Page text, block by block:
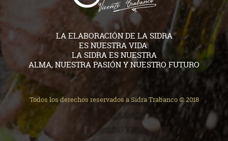
LA ELABORACIÓN DE LA SIDRA
ES NUESTRA VIDA.
LA SIDRA ES NUESTRA
ALMA, NUESTRA PASIÓN Y NUESTRO FUTURO
Todos los derechos reservados a Sidra Trabanco © 2018